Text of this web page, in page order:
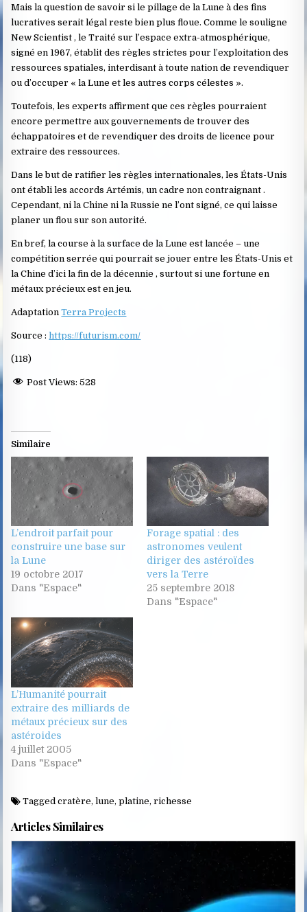
Mais la question de savoir si le pillage de la Lune à des fins
lucratives serait légal reste bien plus floue. Comme le souligne
New Scientist , le Traité sur l’espace extra-atmosphérique,
signé en 1967, établit des règles strictes pour l’exploitation des
ressources spatiales, interdisant à toute nation de revendiquer
ou d’occuper « la Lune et les autres corps célestes ».
Toutefois, les experts affirment que ces règles pourraient
encore permettre aux gouvernements de trouver des
échappatoires et de revendiquer des droits de licence pour
extraire des ressources.
Dans le but de ratifier les règles internationales, les États-Unis
ont établi les accords Artémis, un cadre non contraignant .
Cependant, ni la Chine ni la Russie ne l’ont signé, ce qui laisse
planer un flou sur son autorité.
En bref, la course à la surface de la Lune est lancée – une
compétition serrée qui pourrait se jouer entre les États-Unis et
la Chine d’ici la fin de la décennie , surtout si une fortune en
métaux précieux est en jeu.
AdaptationTerra Projects
Source :https://futurism.com/
(118)
Post Views: 528
Similaire
L’endroit parfait pour
construire une base sur
la Lune
19 octobre 2017
Dans "Espace"
Forage spatial : des
astronomes veulent
diriger des astéroïdes
vers la Terre
25 septembre 2018
Dans "Espace"
L’Humanité pourrait
extraire des milliards de
métaux précieux sur des
astéroides
4 juillet 2005
Dans "Espace"
Taggedcratère,lune,platine,richesse
Articles Similaires